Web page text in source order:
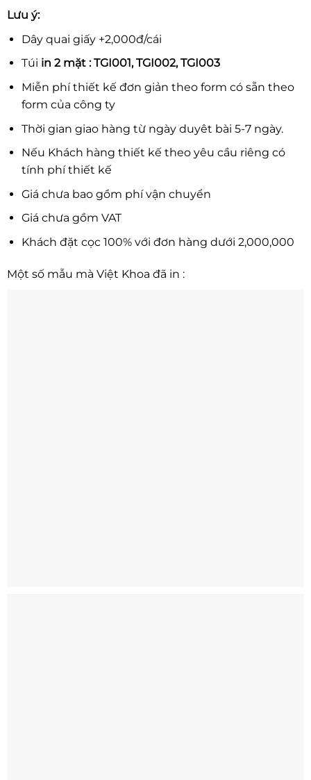
Lưu ý:
Dây quai giấy +2,000đ/cái
Túi in 2 mặt : TGI001, TGI002, TGI003
Miễn phí thiết kế đơn giản theo form có sẵn theo
form của công ty
Thời gian giao hàng từ ngày duyêt bài 5-7 ngày.
Nếu Khách hàng thiết kế theo yêu cầu riêng có
tính phí thiết kế
Giá chưa bao gồm phí vận chuyển
Giá chưa gồm VAT
Khách đặt cọc 100% với đơn hàng dưới 2,000,000
Một số mẫu mà Việt Khoa đã in :